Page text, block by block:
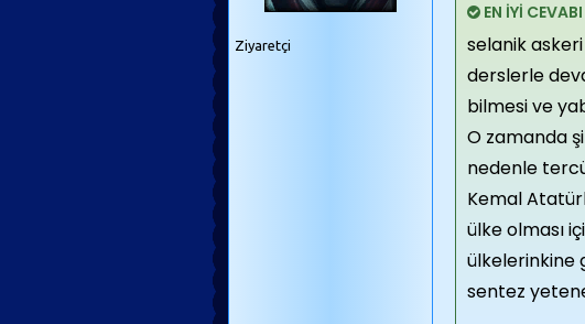
Ziyaretçi
EN İYİ CEVABI
selanik
derslerle
bilmesi ve
O zamanda
nedenle
Kemal
ülke olması
ülkelerinkine
sentez